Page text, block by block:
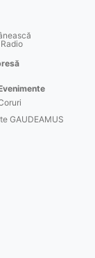
GAUDEAMUS